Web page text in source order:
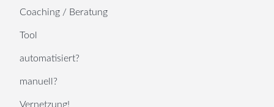
Coaching / Beratung
Tool
automatisiert?
manuell?
Vernetzung!